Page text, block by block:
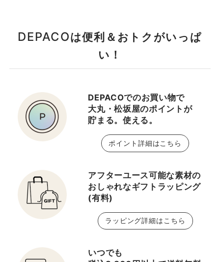
詳細はこちら</a> ＿＿＿
＿＿＿＿＿＿＿＿＿＿＿
BA≫があなたにぴったり
のアイテムやメイクをブ
ランド横断してご提案し
ます。 DEPACO会員様の
さい。 🕒約45分 トータ
ルに色々じっくりと聞き
たい方に！ ・総合カウン
セリング（スキンケア／
メイクアップ） ・眉毛の
スメイク 🕒約20分 さく
肌とは、メイク効果によ
り毛穴や色ムラ、テカリ
安定剤を除く、水や保湿
剤、皮膚コンディショニ
ング成分のこと
DEPACOは便利＆おトクがいっぱ
い！
DEPACOでのお買い物で
大丸・松坂屋のポイントが
貯まる。使える。
ポイント詳細はこちら
アフターユース可能な素材の
おしゃれなギフトラッピング
(有料)
ラッピング詳細はこちら
いつでも